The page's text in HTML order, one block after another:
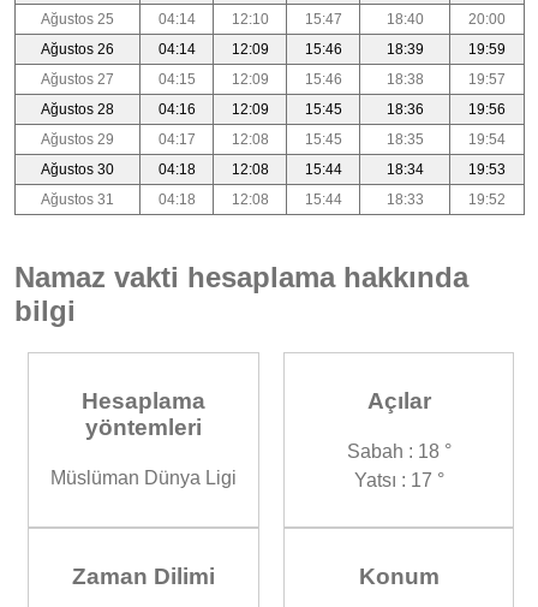
Ağustos 25
04:14 12:10 15:47 18:40
20:00
Ağustos 26
04:14 12:09 15:46 18:39
19:59
Ağustos 27
04:15 12:09 15:46 18:38
19:57
Ağustos 28
04:16 12:09 15:45 18:36
19:56
Ağustos 29
04:17 12:08 15:45 18:35
19:54
Ağustos 30
04:18 12:08 15:44 18:34
19:53
Ağustos 31
04:18 12:08 15:44 18:33 19:52
Namaz vakti hesaplama hakkında
bilgi
Hesaplama
yöntemleri
Müslüman Dünya Ligi
Açılar
Sabah : 18 °
Yatsı : 17 °
Zaman Dilimi Konum